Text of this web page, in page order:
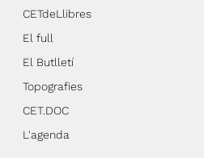
CETdeLlibres
El full
El Butlletí
Topografies
CET.DOC
L'agenda